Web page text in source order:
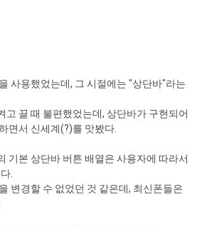
사용했었는데, 그 시절에는 "상단바"라는
고 끌 때 불편했었는데, 상단바가 구현되어
면서 신세계(?)를 맛봤다.
기본 상단바 버튼 배열은 사용자에 따라서
.
변경할 수 없었던 것 같은데, 최신폰들은